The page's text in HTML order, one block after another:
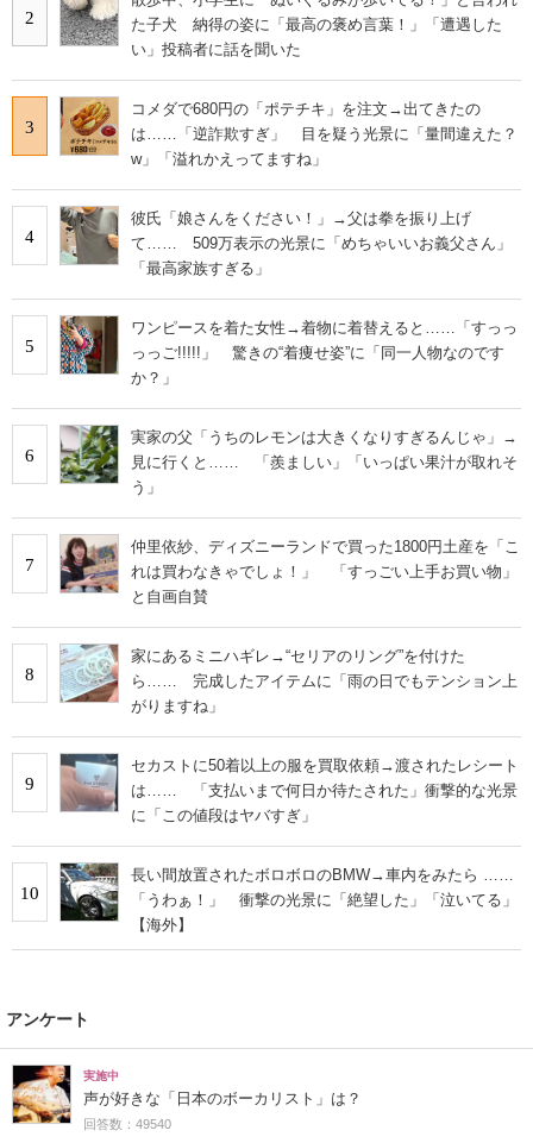
2
た子犬 納得の姿に「最高の褒め言葉！」「遭遇した
い」投稿者に話を聞いた
3
コメダで680円の「ポテチキ」を注文→出てきたの
は……「逆詐欺すぎ」 目を疑う光景に「量間違えた？
w」「溢れかえってますね」
4
彼氏「娘さんをください！」→父は拳を振り上げ
て…… 509万表示の光景に「めちゃいいお義父さん」
「最高家族すぎる」
5
ワンピースを着た女性→着物に着替えると……「すっっ
っっご!!!!!」 驚きの“着痩せ姿”に「同一人物なのです
か？」
6
実家の父「うちのレモンは大きくなりすぎるんじゃ」→
見に行くと…… 「羨ましい」「いっぱい果汁が取れそ
う」
7
仲里依紗、ディズニーランドで買った1800円土産を「こ
れは買わなきゃでしょ！」 「すっごい上手お買い物」
と自画自賛
8
家にあるミニハギレ→“セリアのリング”を付けた
ら…… 完成したアイテムに「雨の日でもテンション上
がりますね」
9
セカストに50着以上の服を買取依頼→渡されたレシート
は…… 「支払いまで何日か待たされた」衝撃的な光景
に「この値段はヤバすぎ」
10
長い間放置されたボロボロのBMW→車内をみたら ……
「うわぁ！」 衝撃の光景に「絶望した」「泣いてる」
【海外】
アンケート
実施中
声が好きな「日本のボーカリスト」は？
回答数：49540